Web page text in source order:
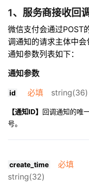
1、服务商接收回
微信支付会通过POST
调通知的请求主体中
通知参数列表如下：
通知参数
id 必填 string(36)
【通知ID】 回调通知的唯
号。
create_time
必填
string(32)